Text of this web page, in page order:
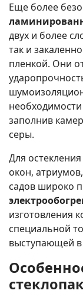
Еще более
двух и более
так и
пленкой. Они
заполнив
серы.
Для
окон,
садов широко
изготовления
специальной
выступающей в